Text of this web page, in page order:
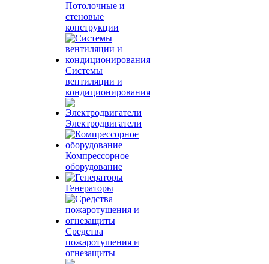
Потолочные и
стеновые
конструкции
Системы
вентиляции и
кондиционирования
Электродвигатели
Компрессорное
оборудование
Генераторы
Средства
пожаротушения и
огнезащиты